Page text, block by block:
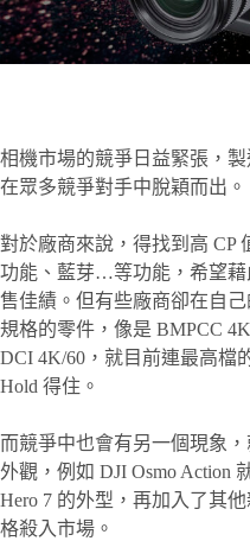
相機市場的競爭日益緊張，
在眾多競爭對手中脫穎而出。
對於廠商來說，得找到高 CP
功能、藍芽…等功能，希望
售佳績。但有些廠商卻在自
規格的零件，像是 BMPCC
DCI 4K/60，就目前連最高檔
Hold 得住。
而競爭中也會有另一個現象
外觀，例如 DJI Osmo Action
Hero 7 的外型，再加入了其
格殺入市場。